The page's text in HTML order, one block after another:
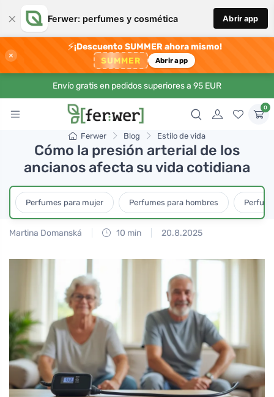
× Ferwer: perfumes y cosmética Abrir app
×
⚡¡Descuento SUMMER ahora mismo!
SUMMER Abrir app
Envío gratis en pedidos superiores a 95 EUR
0
Ferwer Blog Estilo de vida
Cómo la presión arterial de los
ancianos afecta su vida cotidiana
Perfumes para mujer Perfumes para hombres
Martina Domanská 10 min 20.8.2025